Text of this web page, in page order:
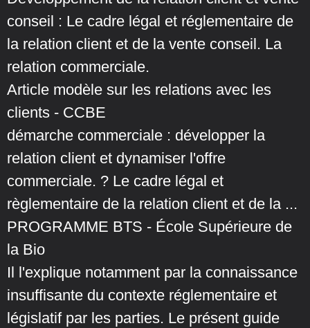
conseil : Le cadre légal et réglementaire de
la relation client et de la vente conseil. La
relation commerciale.
Article modèle sur les relations avec les
clients - CCBE
démarche commerciale : développer la
relation client et dynamiser l'offre
commerciale. ? Le cadre légal et
règlementaire de la relation client et de la ...
PROGRAMME BTS - École Supérieure de
la Bio
Il l'explique notamment par la connaissance
insuffisante du contexte réglementaire et
législatif par les parties. Le présent guide